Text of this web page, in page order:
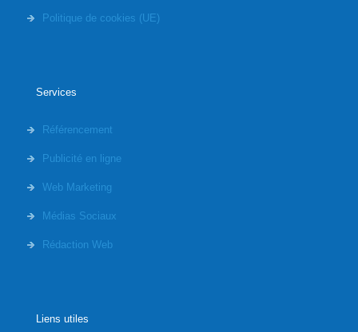
Politique de cookies (UE)
Services
Référencement
Publicité en ligne
Web Marketing
Médias Sociaux
Rédaction Web
Liens utiles